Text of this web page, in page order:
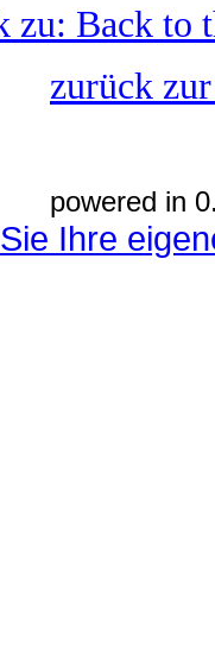
zu: Back to
zurück
powered in
Ihre